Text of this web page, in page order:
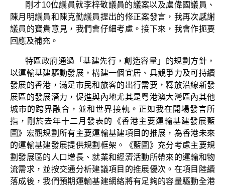
剛才10位議員就李梓敬議員的議案以及盧偉國議員、
陳月明議員和陳克勤議員提出的修正案發言，我再次感謝
議員的寶貴意見，我們會仔細考慮。接下來，我會作扼要
回應及補充。
特區政府通過「基建先行，創造容量」的規劃方針，
以運輸基建驅動發展，構建一個宜居、具競爭力及可持續
發展的香港，滿足市民和旅客的出行需要，釋放沿線新發
展區的發展潛力，促進與內地尤其是粵港澳大灣區內其他
城市的跨界融合，並和世界接軌。正如我在開場發言所
指，剛於去年十二月發表的《香港主要運輸基建發展藍
圖》宏觀規劃所有主要運輸基建項目的推展，為香港未來
的運輸基建發展提供規劃框架。《藍圖》充分考慮主要規
劃發展區的人口增長、就業和經濟活動所帶來的運輸和物
流需求，並按交通分析建議項目的推展優次。在項目陸續
落成後，我們預期運輸基建網絡將有足夠的容量驅動全港